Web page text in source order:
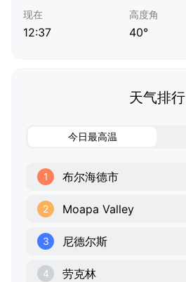
现在
12:37
高度角
40°
天气排行
今日最高温
1 布尔海德市
2 Moapa Valley
3 尼德尔斯
4 劳克林